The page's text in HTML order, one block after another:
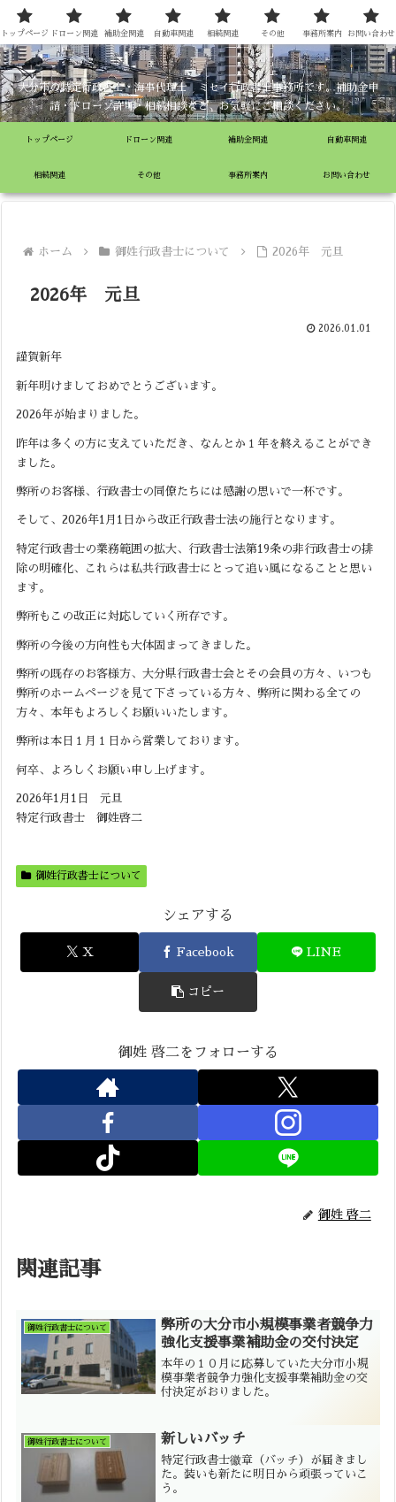
ミセイ行政書士事務所
大分市の特定行政書士・海事代理士 ミセイ行政書士事務所です。補助金申
請・ドローン許可・相続相談など、お気軽にご相談ください。
トップページ ドローン関連 補助金関連 自動車関連
相続関連 その他 事務所案内 お問い合わせ
ホーム 御姓行政書士について 2026年 元旦
2026年 元旦
2026.01.01
謹賀新年
新年明けましておめでとうございます。
2026年が始まりました。
昨年は多くの方に支えていただき、なんとか１年を終えることができ
ました。
弊所のお客様、行政書士の同僚たちには感謝の思いで一杯です。
そして、2026年1月1日から改正行政書士法の施行となります。
特定行政書士の業務範囲の拡大、行政書士法第19条の非行政書士の排
除の明確化、これらは私共行政書士にとって追い風になることと思い
ます。
弊所もこの改正に対応していく所存です。
弊所の今後の方向性も大体固まってきました。
弊所の既存のお客様方、大分県行政書士会とその会員の方々、いつも
弊所のホームページを見て下さっている方々、弊所に関わる全ての
方々、本年もよろしくお願いいたします。
弊所は本日１月１日から営業しております。
何卒、よろしくお願い申し上げます。
2026年1月1日 元旦
特定行政書士 御姓啓二
御姓行政書士について
シェアする
X Facebook LINE
コピー
御姓 啓二をフォローする
御姓 啓二
関連記事
御姓行政書士について
弊所の大分市小規模事業者競争力
強化支援事業補助金の交付決定
本年の１０月に応募していた大分市小規
模事業者競争力強化支援事業補助金の交
付決定がおりました。
御姓行政書士について 新しいバッチ
特定行政書士徽章（バッチ）が届きまし
た。装いも新たに明日から頑張っていこ
う。
トップページ ドローン関連 補助金関連 自動車関連 相続関連 その他 事務所案内 お問い合わせ